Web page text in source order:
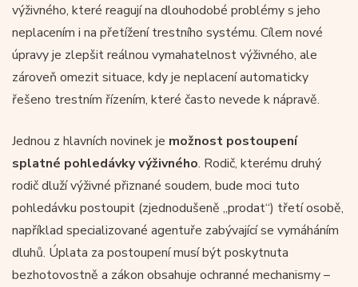
výživného, které reagují na dlouhodobé problémy s jeho
neplacením i na přetížení trestního systému. Cílem nové
úpravy je zlepšit reálnou vymahatelnost výživného, ale
zároveň omezit situace, kdy je neplacení automaticky
řešeno trestním řízením, které často nevede k nápravě.
Jednou z hlavních novinek je možnost postoupení
splatné pohledávky výživného. Rodič, kterému druhý
rodič dluží výživné přiznané soudem, bude moci tuto
pohledávku postoupit (zjednodušeně „prodat“) třetí osobě,
například specializované agentuře zabývající se vymáháním
dluhů. Úplata za postoupení musí být poskytnuta
bezhotovostně a zákon obsahuje ochranné mechanismy –